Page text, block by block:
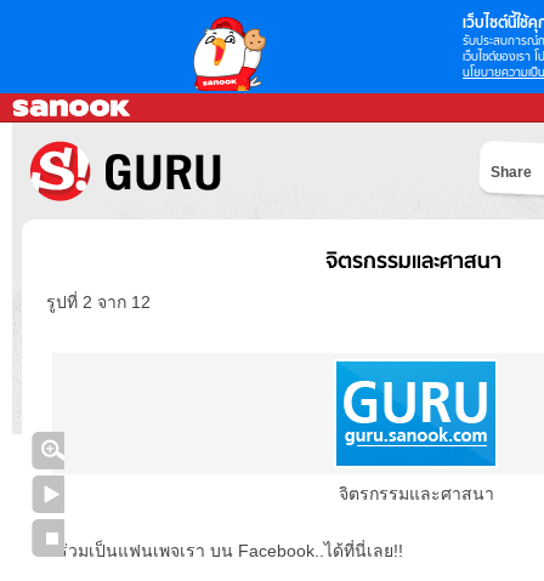
เว็บไซต์นี้ใช้คุ
รับประสบการณ์
เว็บไซต์ของเรา
นโยบายความเป็
Share
จิตรกรรมและศาสนา
รูปที่ 2 จาก 12
จิตรกรรมและศาสนา
ร่วมเป็นแฟนเพจเรา บน Facebook..ได้ที่นี่เลย!!